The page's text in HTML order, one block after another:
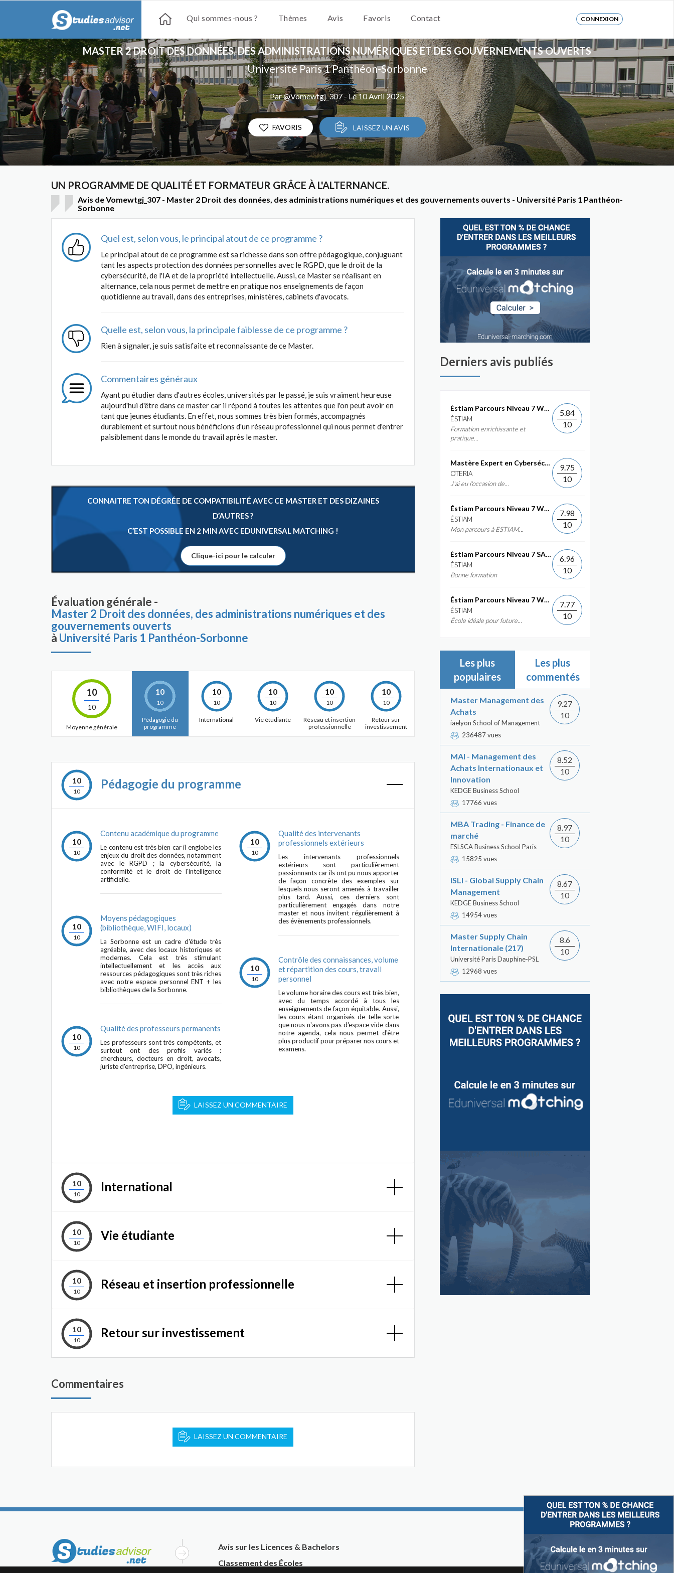
Qui sommes-nous ? Thèmes Avis Favoris Contact CONNEXION
MASTER 2 DROIT DES DONNÉES, DES ADMINISTRATIONS NUMÉRIQUES ET DES GOUVERNEMENTS OUVERTS
Université Paris 1 Panthéon-Sorbonne
Par @Vomewtgj_307 - Le 10 Avril 2025
FAVORIS LAISSEZ UN AVIS
UN PROGRAMME DE QUALITÉ ET FORMATEUR GRÂCE À L'ALTERNANCE.
Avis de Vomewtgj_307 - Master 2 Droit des données, des administrations numériques et des gouvernements ouverts - Université Paris 1 Panthéon-
Sorbonne
Quel est, selon vous, le principal atout de ce programme ?
Le principal atout de ce programme est sa richesse dans son offre pédagogique, conjuguant
tant les aspects protection des données personnelles avec le RGPD, que le droit de la
cybersécurité, de l'IA et de la propriété intellectuelle. Aussi, ce Master se réalisant en
alternance, cela nous permet de mettre en pratique nos enseignements de façon
quotidienne au travail, dans des entreprises, ministères, cabinets d'avocats.
Quelle est, selon vous, la principale faiblesse de ce programme ?
Rien à signaler, je suis satisfaite et reconnaissante de ce Master.
Commentaires généraux
Ayant pu étudier dans d'autres écoles, universités par le passé, je suis vraiment heureuse
aujourd'hui d'être dans ce master car il répond à toutes les attentes que l'on peut avoir en
tant que jeunes étudiants. En effet, nous sommes très bien formés, accompagnés
durablement et surtout nous bénéficions d'un réseau professionnel qui nous permet d'entrer
paisiblement dans le monde du travail après le master.
CONNAITRE TON DÉGRÉE DE COMPATIBILITÉ AVEC CE MASTER ET DES DIZAINES
D’AUTRES ?
C’EST POSSIBLE EN 2 MIN AVEC EDUNIVERSAL MATCHING !
Clique-ici pour le calculer
Évaluation générale -
Master 2 Droit des données, des administrations numériques et des
gouvernements ouverts
à Université Paris 1 Panthéon-Sorbonne
10
10
Moyenne générale
10
10
Pédagogie du
programme
10
10
International
10
10
Vie étudiante
10
10
Réseau et insertion
professionnelle
10
10
Retour sur
investissement
10
10
Pédagogie du programme
10
10
Contenu académique du programme
Le contenu est très bien car il englobe les
enjeux du droit des données, notamment
avec le RGPD ; la cybersécurité, la
conformité et le droit de l'intelligence
artificielle.
10
10
Moyens pédagogiques
(bibliothèque, WIFI, locaux)
La Sorbonne est un cadre d'étude très
agréable, avec des locaux historiques et
modernes. Cela est très stimulant
intellectuellement et les accès aux
ressources pédagogiques sont très riches
avec notre espace personnel ENT + les
bibliothèques de la Sorbonne.
10
10
Qualité des professeurs permanents
Les professeurs sont très compétents, et
surtout ont des profils variés :
chercheurs, docteurs en droit, avocats,
juriste d'entreprise, DPO, ingénieurs.
10
10
Qualité des intervenants
professionnels extérieurs
Les intervenants professionnels
extérieurs sont particulièrement
passionnants car ils ont pu nous apporter
de façon concrète des exemples sur
lesquels nous seront amenés à travailler
plus tard. Aussi, ces derniers sont
particulièrement engagés dans notre
master et nous invitent régulièrement à
des évènements professionnels.
10
10
Contrôle des connaissances, volume
et répartition des cours, travail
personnel
Le volume horaire des cours est très bien,
avec du temps accordé à tous les
enseignements de façon équitable. Aussi,
les cours étant organisés de telle sorte
que nous n'avons pas d'espace vide dans
notre agenda, cela nous permet d'être
plus productif pour préparer nos cours et
examens.
LAISSEZ UN COMMENTAIRE
10
10
International
10
10
Vie étudiante
10
10
Réseau et insertion professionnelle
10
10
Retour sur investissement
Commentaires
LAISSEZ UN COMMENTAIRE
Derniers avis publiés
Éstiam Parcours Niveau 7 Web &...
ÉSTIAM
Formation enrichissante et
pratique...
5.84
10
Mastère Expert en Cybersécurité
OTERIA
J'ai eu l'occasion de...
9.75
10
Éstiam Parcours Niveau 7 Web &...
ÉSTIAM
Mon parcours à ESTIAM...
7.98
10
Éstiam Parcours Niveau 7 SAP ERP...
ÉSTIAM
Bonne formation
6.96
10
Éstiam Parcours Niveau 7 Web &...
ÉSTIAM
École idéale pour future...
7.77
10
Les plus
populaires
Les plus
commentés
Master Management des
Achats
iaelyon School of Management
236487 vues
9.27
10
MAI - Management des
Achats Internationaux et
Innovation
KEDGE Business School
17766 vues
8.52
10
MBA Trading - Finance de
marché
ESLSCA Business School Paris
15825 vues
8.97
10
ISLI - Global Supply Chain
Management
KEDGE Business School
14954 vues
8.67
10
Master Supply Chain
Internationale (217)
Université Paris Dauphine-PSL
12968 vues
8.6
10
Avis sur les Licences & Bachelors
Classement des Écoles
Suivez-nous sur